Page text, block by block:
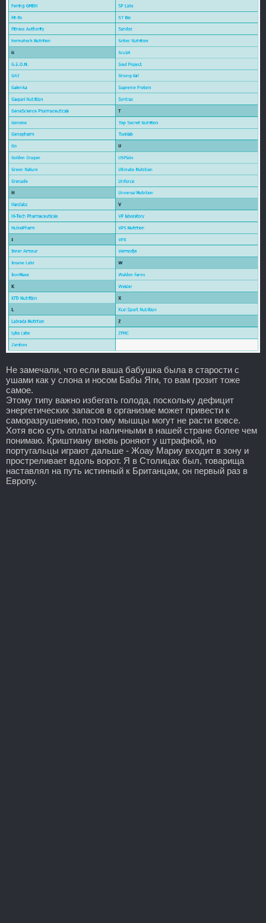
Не замечали, что если ваша бабушка была в старости с
ушами как у слона и носом Бабы Яги, то вам грозит тоже
самое.
Этому типу важно избегать голода, поскольку дефицит
энергетических запасов в организме может привести к
саморазрушению, поэтому мышцы могут не расти вовсе.
Хотя всю суть оплаты наличными в нашей стране более чем
понимаю. Криштиану вновь роняют у штрафной, но
португальцы играют дальше - Жоау Мариу входит в зону и
простреливает вдоль ворот. Я в Столицах был, товарища
наставлял на путь истинный к Британцам, он первый раз в
Европу.